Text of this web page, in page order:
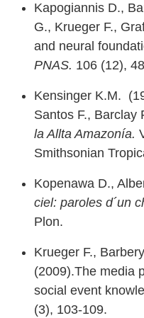
Kapogiannis D.,
G., Krueger F.,
and neural
PNAS. 106 (12),
Kensinger K.M.
Santos F., Barclay
la Allta Amazonía.
Smithsonian
Kopenawa D.,
ciel: paroles d´un
Plon.
Krueger F.,
(2009).The media
social event
(3), 103-109.